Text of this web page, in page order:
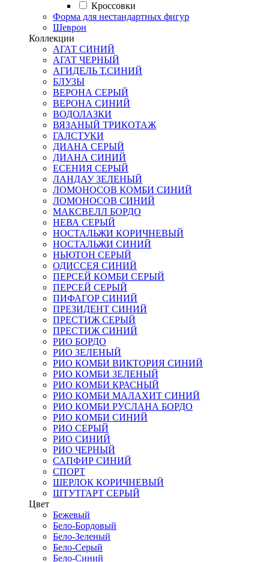
Кроссовки
Форма для нестандартных фигур
Шеврон
Коллекции
АГАТ СИНИЙ
АГАТ ЧЕРНЫЙ
АГИДЕЛЬ Т.СИНИЙ
БЛУЗЫ
ВЕРОНА СЕРЫЙ
ВЕРОНА СИНИЙ
ВОДОЛАЗКИ
ВЯЗАНЫЙ ТРИКОТАЖ
ГАЛСТУКИ
ДИАНА СЕРЫЙ
ДИАНА СИНИЙ
ЕСЕНИЯ СЕРЫЙ
ЛАНДАУ ЗЕЛЕНЫЙ
ЛОМОНОСОВ КОМБИ СИНИЙ
ЛОМОНОСОВ СИНИЙ
МАКСВЕЛЛ БОРДО
НЕВА СЕРЫЙ
НОСТАЛЬЖИ КОРИЧНЕВЫЙ
НОСТАЛЬЖИ СИНИЙ
НЬЮТОН СЕРЫЙ
ОДИССЕЯ СИНИЙ
ПЕРСЕЙ КОМБИ СЕРЫЙ
ПЕРСЕЙ СЕРЫЙ
ПИФАГОР СИНИЙ
ПРЕЗИДЕНТ СИНИЙ
ПРЕСТИЖ СЕРЫЙ
ПРЕСТИЖ СИНИЙ
РИО БОРДО
РИО ЗЕЛЕНЫЙ
РИО КОМБИ ВИКТОРИЯ СИНИЙ
РИО КОМБИ ЗЕЛЕНЫЙ
РИО КОМБИ КРАСНЫЙ
РИО КОМБИ МАЛАХИТ СИНИЙ
РИО КОМБИ РУСЛАНА БОРДО
РИО КОМБИ СИНИЙ
РИО СЕРЫЙ
РИО СИНИЙ
РИО ЧЕРНЫЙ
САПФИР СИНИЙ
СПОРТ
ШЕРЛОК КОРИЧНЕВЫЙ
ШТУТГАРТ СЕРЫЙ
Цвет
Бежевый
Бело-Бордовый
Бело-Зеленый
Бело-Серый
Бело-Синий